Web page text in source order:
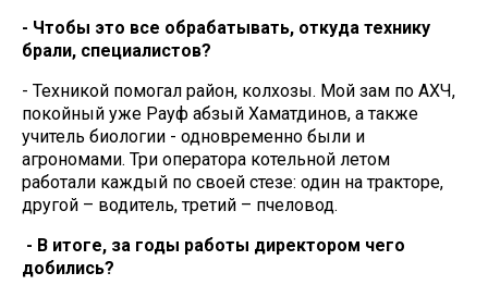
- Чтобы это все обрабатывать, откуда технику
брали, специалистов?
- Техникой помогал район, колхозы. Мой зам по АХЧ,
покойный уже Рауф абзый Хаматдинов, а также
учитель биологии - одновременно были и
агрономами. Три оператора котельной летом
работали каждый по своей стезе: один на тракторе,
другой – водитель, третий – пчеловод.
- В итоге, за годы работы директором чего
добились?